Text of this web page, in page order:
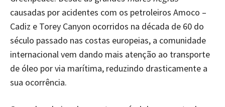
causadas por acidentes com os petroleiros Amoco –
Cadiz e Torey Canyon ocorridos na década de 60 do
século passado nas costas europeias, a comunidade
internacional vem dando mais atenção ao transporte
de óleo por via marítima, reduzindo drasticamente a
sua ocorrência.